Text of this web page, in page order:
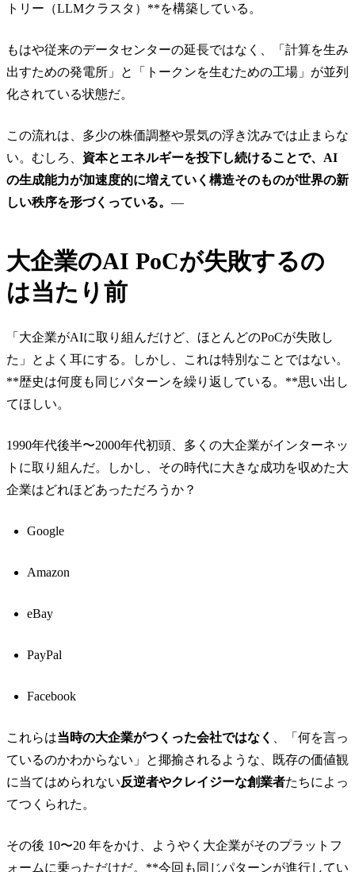
トリー（LLMクラスタ）**を構築している。
もはや従来のデータセンターの延長ではなく、「計算を生み
出すための発電所」と「トークンを生むための工場」が並列
化されている状態だ。
この流れは、多少の株価調整や景気の浮き沈みでは止まらな
い。むしろ、 資本とエネルギーを投下し続けることで、AI
の生成能力が加速度的に増えていく構造そのものが世界の新
しい秩序を形づくっている。 —
大企業のAI PoCが失敗するの
は当たり前
「大企業がAIに取り組んだけど、ほとんどのPoCが失敗し
た」とよく耳にする。しかし、これは特別なことではない。
**歴史は何度も同じパターンを繰り返している。**思い出し
てほしい。
1990年代後半〜2000年代初頭、多くの大企業がインターネッ
トに取り組んだ。しかし、その時代に大きな成功を収めた大
企業はどれほどあっただろうか？
Google
Amazon
eBay
PayPal
Facebook
これらは当時の大企業がつくった会社ではなく
、「何を言っ
ているのかわからない」と揶揄されるような、既存の価値観
に当てはめられない反逆者やクレイジーな創業者たちによっ
てつくられた。
その後 10〜20 年をかけ、ようやく大企業がそのプラットフ
ォームに乗っただけだ。**今回も同じパターンが進行してい